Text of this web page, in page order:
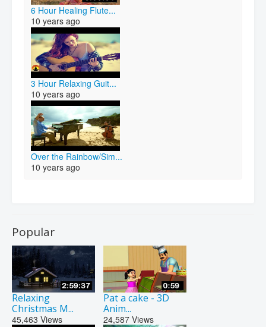
6 Hour Healing Flute...
10 years ago
3 Hour Relaxing Guit...
10 years ago
Over the Rainbow/Sim...
10 years ago
Popular
Relaxing
Christmas M...
45,463 Views
Pat a cake - 3D
Anim...
24,587 Views